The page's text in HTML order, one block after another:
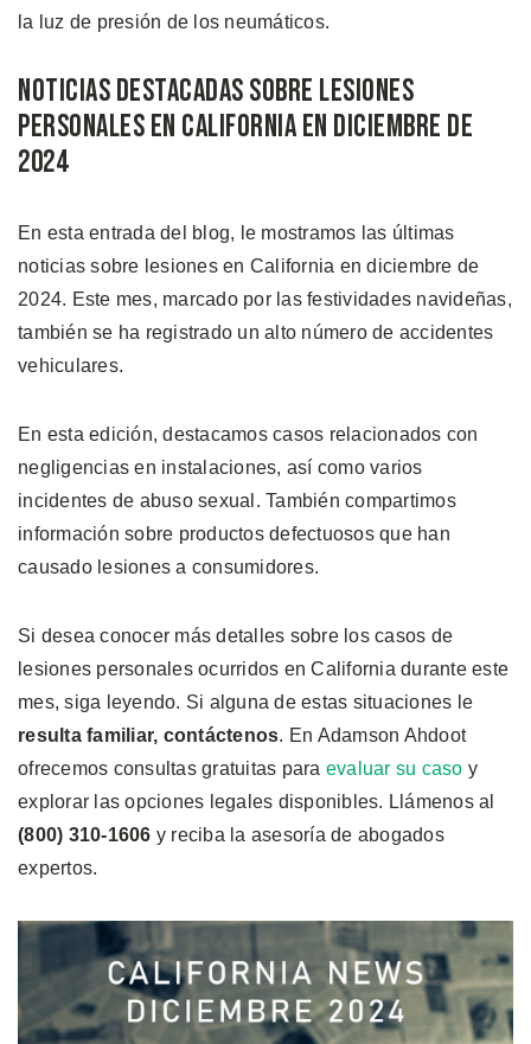
la luz de presión de los neumáticos.
Noticias Destacadas Sobre Lesiones
Personales en California en Diciembre de
2024
En esta entrada del blog, le mostramos las últimas
noticias sobre lesiones en California en diciembre de
2024. Este mes, marcado por las festividades navideñas,
también se ha registrado un alto número de accidentes
vehiculares.
En esta edición, destacamos casos relacionados con
negligencias en instalaciones, así como varios
incidentes de abuso sexual. También compartimos
información sobre productos defectuosos que han
causado lesiones a consumidores.
Si desea conocer más detalles sobre los casos de
lesiones personales ocurridos en California durante este
mes, siga leyendo. Si alguna de estas situaciones le
resulta familiar, contáctenos. En Adamson Ahdoot
ofrecemos consultas gratuitas para evaluar su caso y
explorar las opciones legales disponibles. Llámenos al
(800) 310-1606 y reciba la asesoría de abogados
expertos.